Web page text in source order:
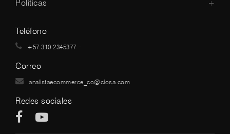
Politicas +
Teléfono
+57 310 2345377 -
Correo
analistaecommerce_co@ciosa.com
Redes sociales